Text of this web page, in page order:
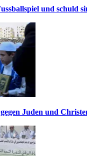
und schuld
Juden und